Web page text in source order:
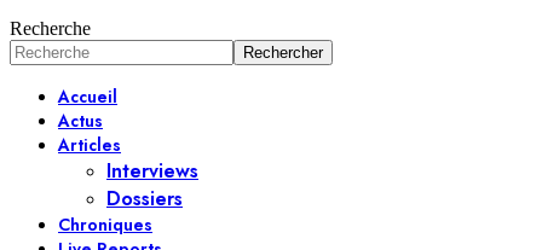
Recherche
Accueil
Actus
Articles
Interviews
Dossiers
Chroniques